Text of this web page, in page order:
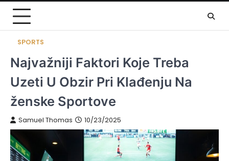
SPORTS
Najvažniji Faktori Koje Treba
Uzeti U Obzir Pri Klađenju Na
ženske Sportove
Samuel Thomas 10/23/2025